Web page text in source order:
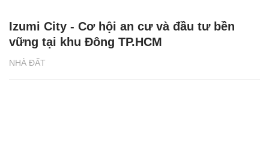
NHÀ ĐẤT
Izumi City - Cơ hội an cư và đầu tư bền
vững tại khu Đông TP.HCM